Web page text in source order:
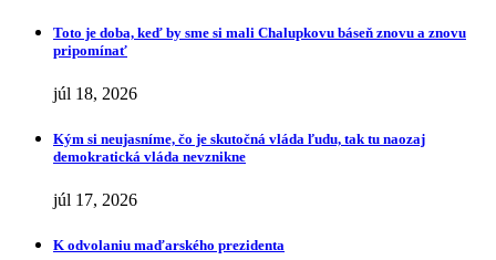
Toto je doba, keď by sme si mali Chalupkovu báseň znovu a znovu
pripomínať
júl 18, 2026
Kým si neujasníme, čo je skutočná vláda ľudu, tak tu naozaj
demokratická vláda nevznikne
júl 17, 2026
K odvolaniu maďarského prezidenta